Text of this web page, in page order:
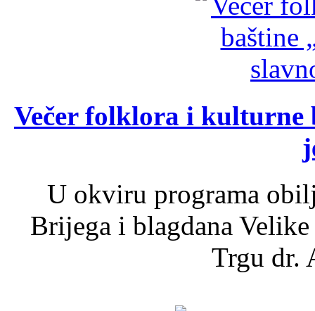
Večer folklora i kulturne
U okviru programa
Brijega i blagdana
Trgu dr.